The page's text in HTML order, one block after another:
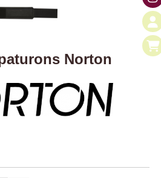
Norton